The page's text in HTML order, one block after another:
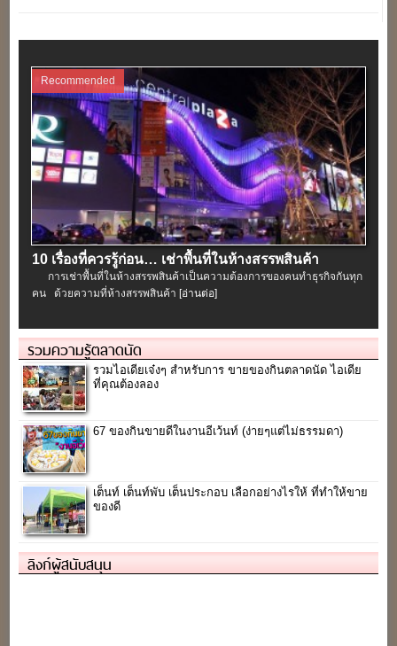
Recommended
10 เรื่องที่ควรรู้ก่อน… เช่าพื้นที่ในห้างสรรพสินค้า
การเช่าพื้นที่ในห้างสรรพสินค้าเป็นความต้องการของคนทำธุรกิจกันทุก
คน ด้วยความที่ห้างสรรพสินค้า[อ่านต่อ]
รวมความรู้ตลาดนัด
รวมไอเดียเจ๋งๆ สำหรับการ ขายของกินตลาดนัด ไอเดีย
ที่คุณต้องลอง
67 ของกินขายดีในงานอีเว้นท์ (ง่ายๆแต่ไม่ธรรมดา)
เต็นท์ เต็นท์พับ เต็นประกอบ เลือกอย่างไรให้ ที่ทำให้ขาย
ของดี
ลิงก์ผู้สนับสนุน